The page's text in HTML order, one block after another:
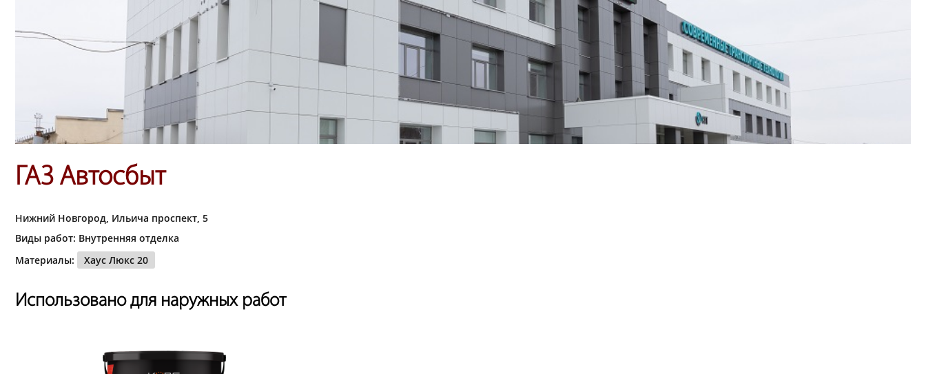
ГАЗ Автосбыт
Нижний Новгород, Ильича проспект, 5
Виды работ: Внутренняя отделка
Материалы:
Хаус Люкс 20
Использовано для наружных работ